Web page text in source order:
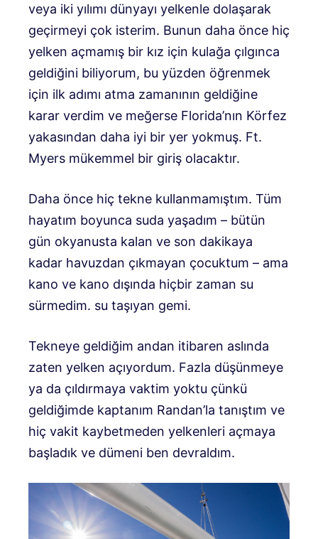
veya iki yılımı dünyayı yelkenle dolaşarak
geçirmeyi çok isterim. Bunun daha önce hiç
yelken açmamış bir kız için kulağa çılgınca
geldiğini biliyorum, bu yüzden öğrenmek
için ilk adımı atma zamanının geldiğine
karar verdim ve meğerse Florida’nın Körfez
yakasından daha iyi bir yer yokmuş. Ft.
Myers mükemmel bir giriş olacaktır.
Daha önce hiç tekne kullanmamıştım. Tüm
hayatım boyunca suda yaşadım – bütün
gün okyanusta kalan ve son dakikaya
kadar havuzdan çıkmayan çocuktum – ama
kano ve kano dışında hiçbir zaman su
sürmedim. su taşıyan gemi.
Tekneye geldiğim andan itibaren aslında
zaten yelken açıyordum. Fazla düşünmeye
ya da çıldırmaya vaktim yoktu çünkü
geldiğimde kaptanım Randan’la tanıştım ve
hiç vakit kaybetmeden yelkenleri açmaya
başladık ve dümeni ben devraldım.